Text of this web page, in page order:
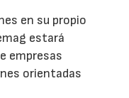
en su propio
estará
empresas
orientadas